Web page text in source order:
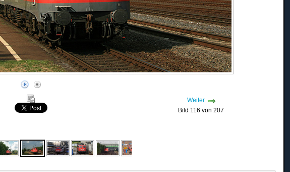
Weiter
Bild 116 von 207